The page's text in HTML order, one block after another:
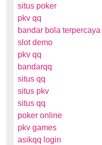
situs poker
pkv qq
bandar bola terpercaya
slot demo
pkv qq
bandarqq
situs qq
situs pkv
situs qq
poker online
pkv games
asikqq login